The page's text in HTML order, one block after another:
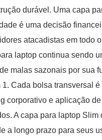
durável. Uma capa
é uma decisão
atacadistas em todo
laptop continua sendo
malas sazonais por sua
Cada bolsa transversal é
corporativo e aplicação
A capa para laptop Slim
a longo prazo para seus